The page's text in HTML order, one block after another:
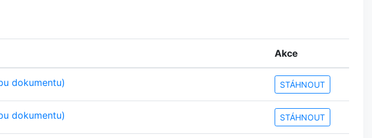
Akce
dokumentu) STÁHNOUT
dokumentu) STÁHNOUT